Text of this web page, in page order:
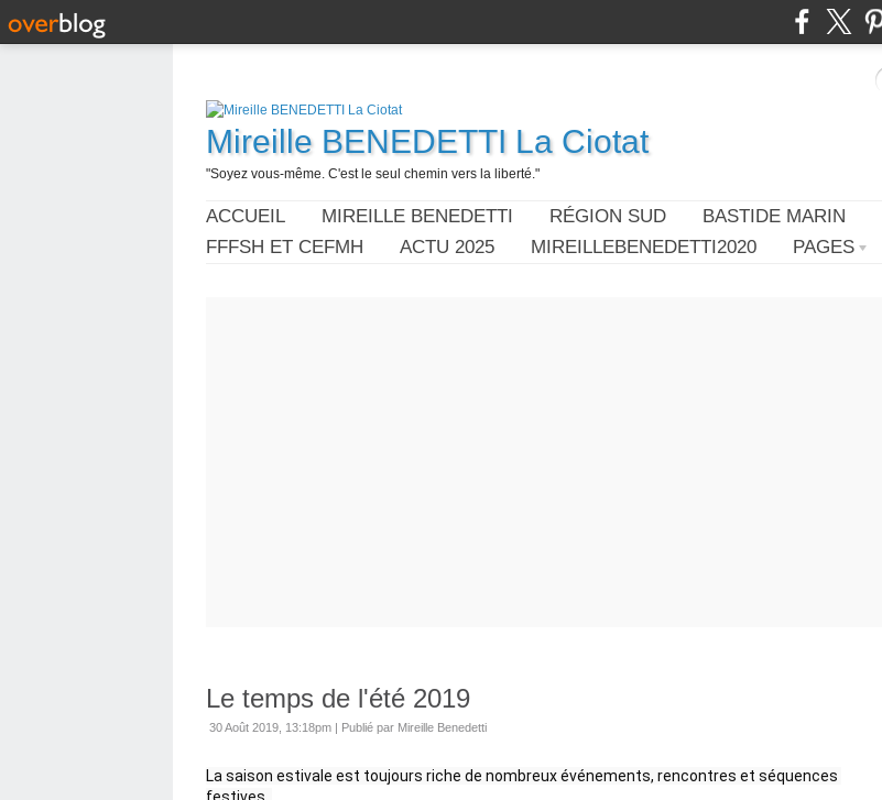
Mireille BENEDETTI La Ciotat
"Soyez vous-même. C'est le seul chemin vers la liberté."
ACCUEIL MIREILLE BENEDETTI RÉGION SUD BASTIDE MARIN
FFFSH ET CEFMH
ACTU 2025 MIREILLEBENEDETTI2020 PAGES
Le temps de l'été 2019
30 Août 2019, 13:18pm | Publié par Mireille Benedetti
La saison estivale est toujours riche de nombreux événements, rencontres et séquences